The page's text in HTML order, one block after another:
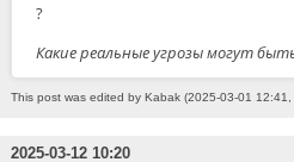
?
Какие реальные угрозы могут
This post was edited by Kabak (2025-03-01
2025-03-12 10:20